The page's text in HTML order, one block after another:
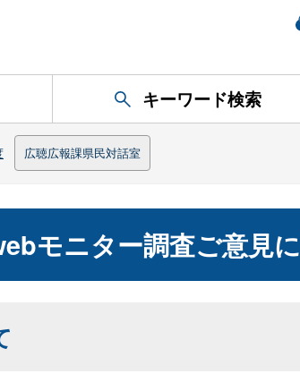
キーワード検索
広聴広報課県民対話室
モニター調査ご意見